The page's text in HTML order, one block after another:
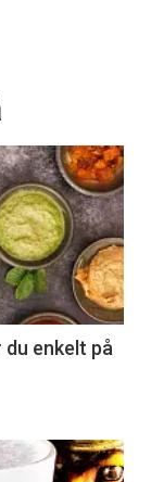
enkelt på